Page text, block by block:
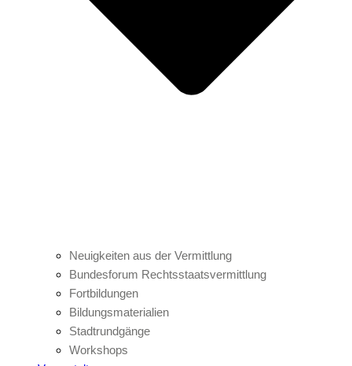
Neuigkeiten aus der Vermittlung
Bundesforum Rechtsstaatsvermittlung
Fortbildungen
Bildungsmaterialien
Stadtrundgänge
Workshops